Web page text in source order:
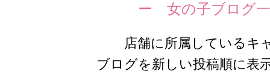
ー 女の子ブログ
店舗に所属しているキ
ブログを新しい投稿順に表